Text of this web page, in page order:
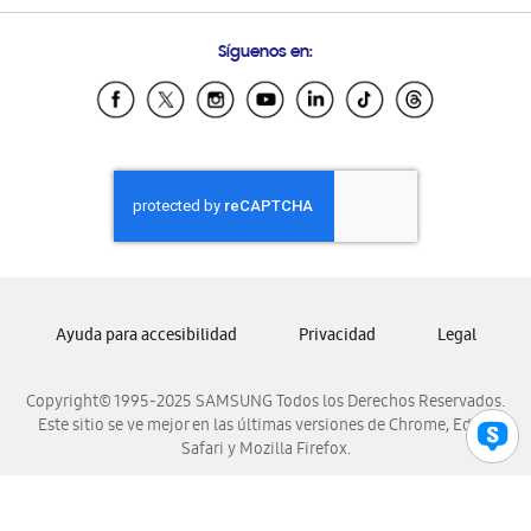
Samsung Ecuador
Samsung El Salvador
Samsung Honduras
Samsung Nicaragua
Samsung Panamá
Samsung Venezuela
Síguenos en:
Copyright© 1995-2025 SAMSUNG Todos los Derechos Reservados.
Este sitio se ve mejor en las últimas versiones de Chrome, Edge,
Safari y Mozilla Firefox.
Ayuda para accesibilidad Privacidad Legal